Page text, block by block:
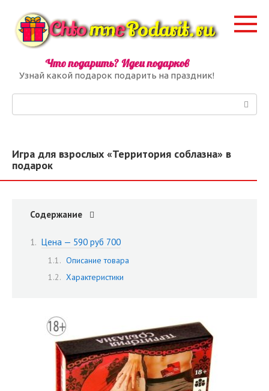
контенту
Что подарить? Идеи подарков
Узнай какой подарок подарить на праздник!
Игра для взрослых «Территория соблазна» в
подарок
Содержание
Цена — 590 руб 700
Описание товара
Характеристики